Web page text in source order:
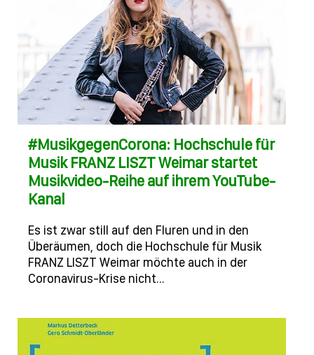
#MusikgegenCorona: Hochschule für
Musik FRANZ LISZT Weimar startet
Musikvideo-Reihe auf ihrem YouTube-
Kanal
Es ist zwar still auf den Fluren und in den
Überäumen, doch die Hochschule für Musik
FRANZ LISZT Weimar möchte auch in der
Coronavirus-Krise nicht…